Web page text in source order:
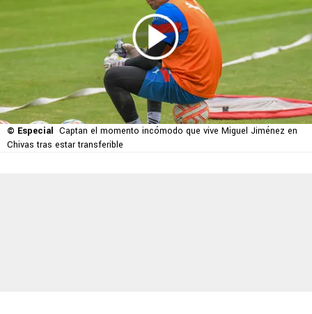
© Especial Captan el momento incómodo que vive Miguel Jiménez en
Chivas tras estar transferible